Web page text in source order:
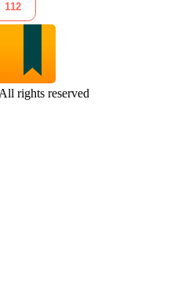
rights reserved